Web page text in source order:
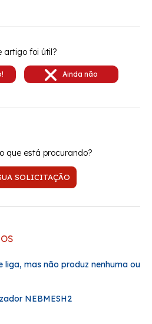
artigo foi útil?
que está procurando?
SOLICITAÇÃO
liga, mas não produz nenhuma ou
NEBMESH2